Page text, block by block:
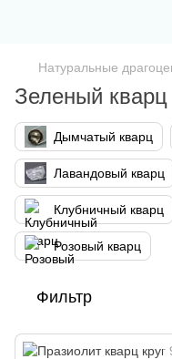
Натуральные
Зеленый кварц
Дымчатый кварц
Лавандовый кварц
Клубничный кварц
Розовый кварц
Фильтр